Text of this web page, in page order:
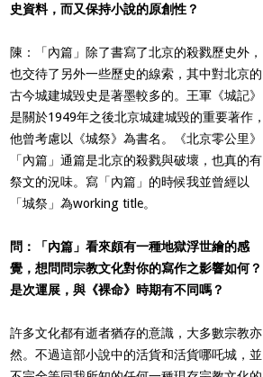
史資料，而又保持小說的原創性？
陳：「內篇」除了書寫了北京的殺戮歷史外，
也交待了另外一些歷史的線索，其中對北京的
古今城建城毀史是著墨較多的。王軍《城記》
是關於1949年之後北京城建城毀的重要著作，
他曾考慮以《城祭》為書名。《北京零公里》
「內篇」通篇是北京的殺戮與破壞，也真的有
祭文的況味。寫「內篇」的時候我並曾經以
「城祭」為working title。
問：「內篇」看來頗有一種地獄浮世繪的感
覺，想問問宗教文化對你的寫作之影響如何？
是次運展，與《裸命》時期有不同嗎？
許多文化都有逝者猶存的意識，大多數宗教亦
然。不過這部小說中的活貨和活貨哪吒城，並